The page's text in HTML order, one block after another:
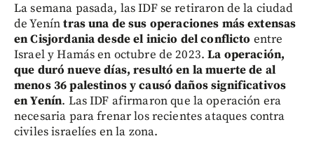
La semana pasada, las IDF se retiraron de la ciudad
de Yeníntras una de sus operaciones más extensas
en Cisjordania desde el inicio del conflicto entre
Israel y Hamás en octubre de 2023. La operación,
que duró nueve días, resultó en la muerte de al
menos 36 palestinos y causó daños significativos
en Yenín. Las IDF afirmaron que la operación era
necesaria para frenar los recientes ataques contra
civiles israelíes en la zona.